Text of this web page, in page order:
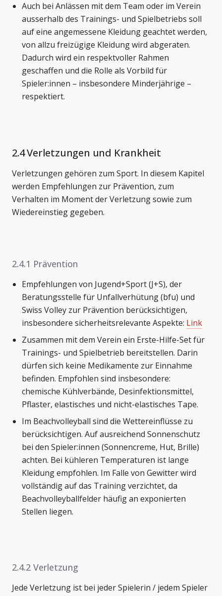
Auch bei Anlässen mit dem Team oder im Verein
ausserhalb des Trainings- und Spielbetriebs soll
auf eine angemessene Kleidung geachtet werden,
von allzu freizügige Kleidung wird abgeraten.
Dadurch wird ein respektvoller Rahmen
geschaffen und die Rolle als Vorbild für
Spieler:innen – insbesondere Minderjährige –
respektiert.
2.4 Verletzungen und Krankheit
Verletzungen gehören zum Sport. In diesem Kapitel
werden Empfehlungen zur Prävention, zum
Verhalten im Moment der Verletzung sowie zum
Wiedereinstieg gegeben.
2.4.1 Prävention
Empfehlungen von Jugend+Sport (J+S), der
Beratungsstelle für Unfallverhütung (bfu) und
Swiss Volley zur Prävention berücksichtigen,
insbesondere sicherheitsrelevante Aspekte: Link
Zusammen mit dem Verein ein Erste-Hilfe-Set für
Trainings- und Spielbetrieb bereitstellen. Darin
dürfen sich keine Medikamente zur Einnahme
befinden. Empfohlen sind insbesondere:
chemische Kühlverbände, Desinfektionsmittel,
Pflaster, elastisches und nicht-elastisches Tape.
Im Beachvolleyball sind die Wettereinflüsse zu
berücksichtigen. Auf ausreichend Sonnenschutz
bei den Spieler:innen (Sonnencreme, Hut, Brille)
achten. Bei kühleren Temperaturen ist lange
Kleidung empfohlen. Im Falle von Gewitter wird
vollständig auf das Training verzichtet, da
Beachvolleyballfelder häufig an exponierten
Stellen liegen.
2.4.2 Verletzung
Jede Verletzung ist bei jeder Spielerin / jedem Spieler